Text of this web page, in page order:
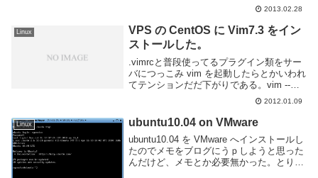
まとめて tail できます。インストールVPS
2013.02.28
Linux
VPS の CentOS に Vim7.3 をイン
ストールした。
.vimrcと普段使ってるプラグイン類をサー
バにつっこみ vim を起動したらとかいわれ
てテンションだだ下がりである。vim --
version してみたらたしかに 7.0 だ。こん
なものは使えない、とっとと新しいものに
する。しかしこの C...
2012.01.09
Linux ubuntu10.04 on VMware
ubuntu10.04 を VMware へインストールし
たのでメモをブログにうｐしようと思った
んだけど、メモとか必要無かった。とりあ